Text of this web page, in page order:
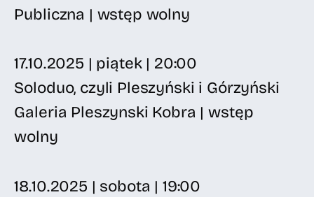
Publiczna | wstęp wolny
17.10.2025 | piątek | 20:00
Soloduo, czyli Pleszyński i Górzyński
Galeria Pleszynski Kobra | wstęp
wolny
18.10.2025 | sobota | 19:00